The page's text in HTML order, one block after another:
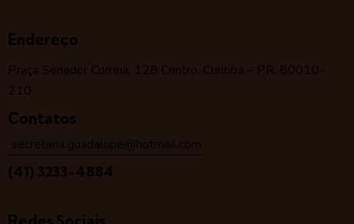
Endereço
Praça Senador Correia, 128 Centro, Curitiba – PR, 80010-
210
Contatos
secretaria.guadalupe@hotmail.com
(41) 3233-4884